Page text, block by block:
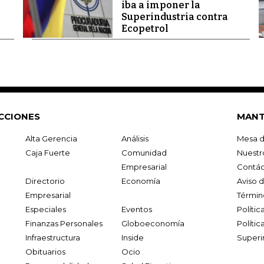
iba a imponer la
Superindustria contra
Ecopetrol
Alta Gerencia
Análisis
Caja Fuerte
Comunidad
Empresarial
Directorio
Empresarial
Economía
Especiales
Eventos
Finanzas Personales
Globoeconomía
Infraestructura
Inside
Obituarios
Ocio
Mesa
Aviso